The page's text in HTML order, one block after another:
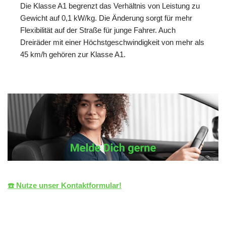
Die Klasse A1 begrenzt das Verhältnis von Leistung zu
Gewicht auf 0,1 kW/kg. Die Änderung sorgt für mehr
Flexibilität auf der Straße für junge Fahrer. Auch
Dreiräder mit einer Höchstgeschwindigkeit von mehr als
45 km/h gehören zur Klasse A1.
☎️ Nutze unser Kontaktformular!